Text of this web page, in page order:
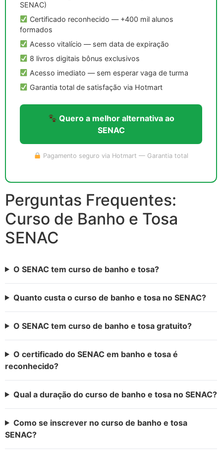
SENAC)
Certificado reconhecido — +400 mil alunos
formados
Acesso vitalício — sem data de expiração
8 livros digitais bônus exclusivos
Acesso imediato — sem esperar vaga de turma
Garantia total de satisfação via Hotmart
Quero a melhor alternativa ao
SENAC
Pagamento seguro via Hotmart — Garantia total
Perguntas Frequentes:
Curso de Banho e Tosa
SENAC
O SENAC tem curso de banho e tosa?
Quanto custa o curso de banho e tosa no SENAC?
O SENAC tem curso de banho e tosa gratuito?
O certificado do SENAC em banho e tosa é
reconhecido?
Qual a duração do curso de banho e tosa no SENAC?
Como se inscrever no curso de banho e tosa
SENAC?